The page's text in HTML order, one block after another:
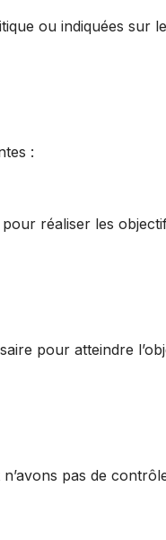
ou indiquées sur
:
réaliser les
pour atteindre
pas de